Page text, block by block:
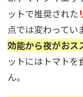
ットで推奨された
点では変わってい
効能から夜がおス
ットにはトマト
ん。